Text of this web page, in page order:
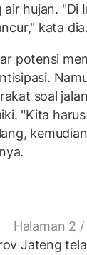
hujan. "Di
kata dia.
potensi
soal
"Kita
Halaman 2 /
Jateng